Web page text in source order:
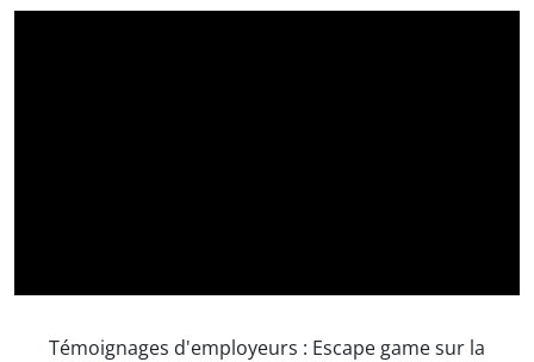
Témoignages d'employeurs : Escape game sur la